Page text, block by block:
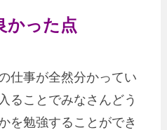
かった点
仕事が全然分かってい
ることでみなさんどう
を勉強することができ